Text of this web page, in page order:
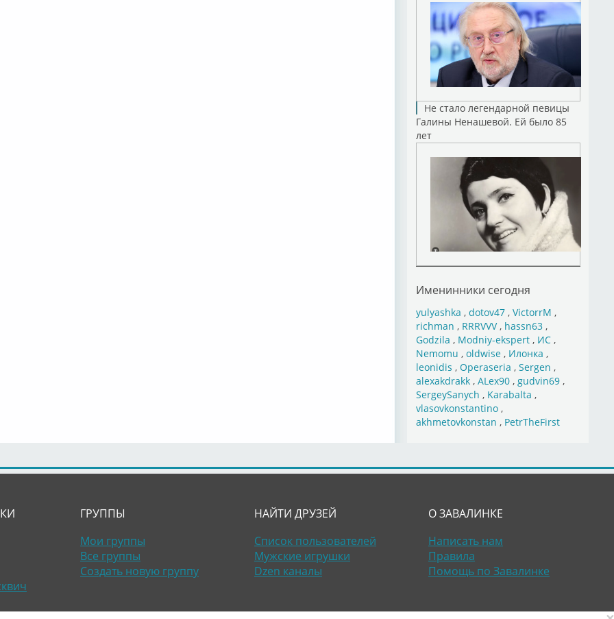
Не стало легендарной певицы
Галины Ненашевой. Ей было 85
лет
Именинники сегодня
yulyashka , dotov47, VictorrM ,
richman , RRRVVV, hassn63,
Godzila , Modniy-ekspert, ИС,
Nemomu , oldwise, Илонка ,
leonidis , Operaseria , Sergen ,
alexakdrakk, ALex90, gudvin69,
SergeySanych , Karabalta ,
vlasovkonstantino,
akhmetovkonstan , PetrTheFirst
ГРУППЫ
Мои группы
Все группы
Создать новую группу
НАЙТИ ДРУЗЕЙ
Список пользователей
Мужские игрушки
Dzen каналы
О ЗАВАЛИНКЕ
Написать нам
Правила
Помощь по Завалинке